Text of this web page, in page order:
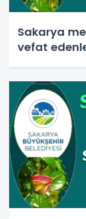
Sakarya
vefat